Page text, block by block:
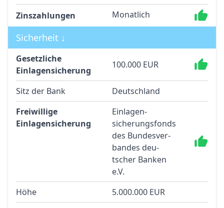
Zinszahlungen Monatlich
Sicherheit ↓
Gesetzliche
Einlagensicherung
100.000 EUR
Sitz der Bank
Deutschland
Freiwillige
Einlagensicherung
Einlagen­
sicherungs­fonds
des Bun­des­ver­
bandes deu­
tscher Ban­ken
e.V.
Höhe
5.000.000 EUR